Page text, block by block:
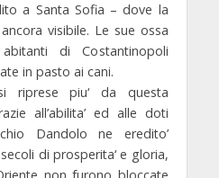
a Santa Sofia – dove la
visibile. Le sue ossa
di Costantinopoli
in pasto ai cani.
riprese piu‘ da questa
all’abilita’ ed alle doti
Dandolo ne eredito’
di prosperita‘ e gloria,